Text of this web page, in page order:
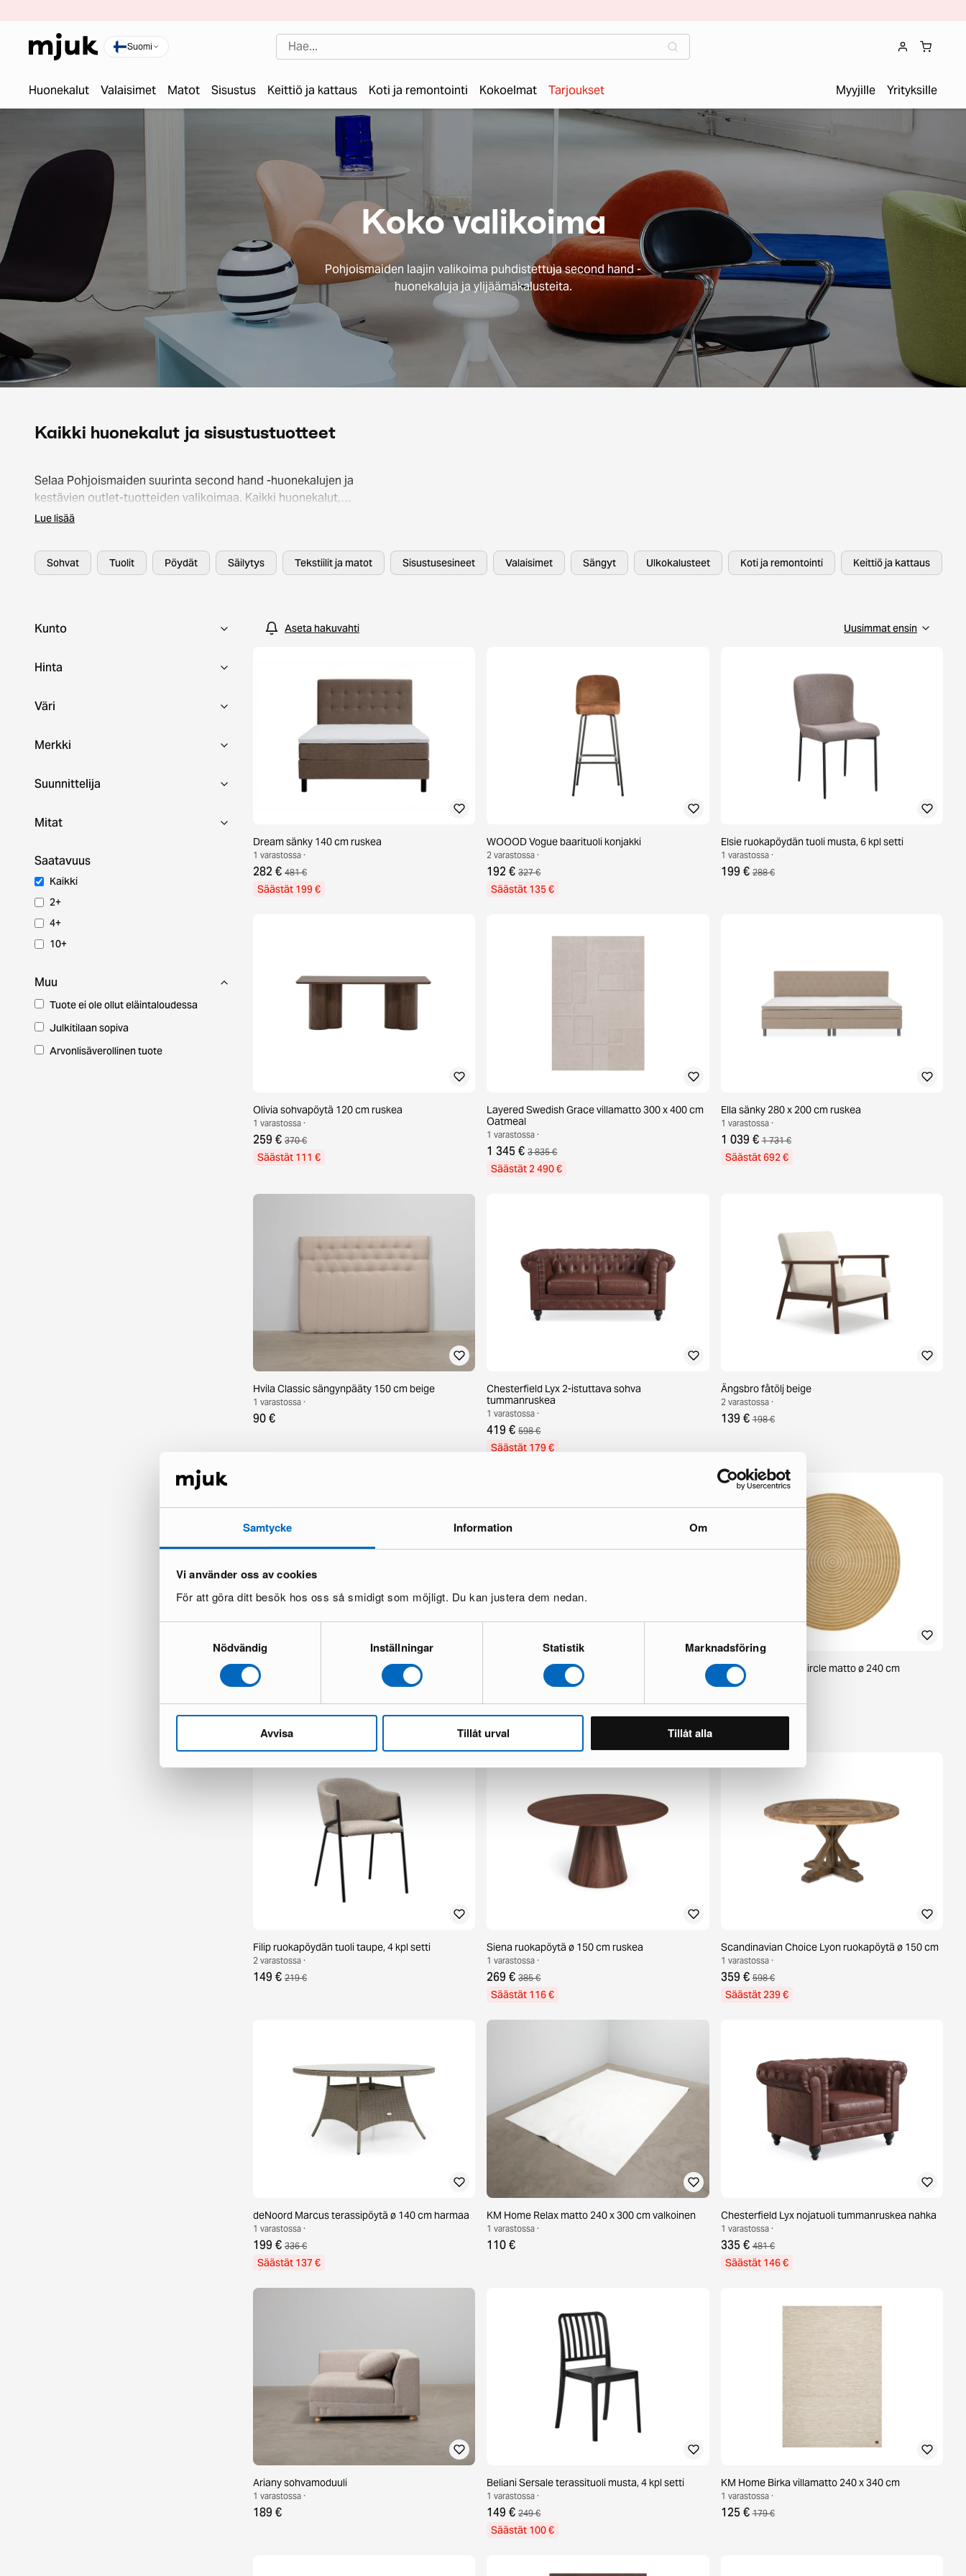
Samtycke Information Om
Vi använder oss av cookies
För att göra ditt besök hos oss så smidigt som möjligt. Du kan justera dem nedan.
Nödvändig Inställningar Statistik Marknadsföring
Avvisa Tillåt urval Tillåt alla
Suomi
Huonekalut Valaisimet Matot Sisustus Keittiö ja kattaus Koti ja remontointi Kokoelmat Tarjoukset Myyjille Yrityksille
Koko valikoima
Pohjoismaiden laajin valikoima puhdistettuja second hand -
huonekaluja ja ylijäämäkalusteita.
Kaikki huonekalut ja sisustustuotteet
Selaa Pohjoismaiden suurinta second hand -huonekalujen ja
kestävien outlet-tuotteiden valikoimaa. Kaikki huonekalut,
valaisimet ja sisustusesineet on huolellisesti
Valikoimasta löydät tunnettuja brändejä, kuten Artek, HAY ja
Kodin1 – jopa 60 % edullisemmin. Kestävä sisustaminen ei
Lue lisää
Sohvat Tuolit Pöydät Säilytys Tekstiilit ja matot Sisustusesineet Valaisimet Sängyt Ulkokalusteet Koti ja remontointi Keittiö ja kattaus
Kunto
Hinta
Väri
Merkki
Suunnittelija
Mitat
Saatavuus
Kaikki
2+
4+
10+
Muu
Tuote ei ole ollut eläintaloudessa
Julkitilaan sopiva
Arvonlisäverollinen tuote
Aseta hakuvahti
Dream sänky 140 cm ruskea
1 varastossa ·
282 € 481 €
Säästät 199 €
WOOOD Vogue baarituoli konjakki
2 varastossa ·
192 € 327 €
Säästät 135 €
Elsie ruokapöydän tuoli musta, 6 kpl setti
1 varastossa ·
199 € 288 €
Olivia sohvapöytä 120 cm ruskea
1 varastossa ·
259 € 370 €
Säästät 111 €
Layered Swedish Grace villamatto 300 x 400 cm
Oatmeal
1 varastossa ·
1 345 € 3 835 €
Säästät 2 490 €
Ella sänky 280 x 200 cm ruskea
1 varastossa ·
1 039 € 1 731 €
Säästät 692 €
Hvila Classic sängynpääty 150 cm beige
1 varastossa ·
90 €
Chesterfield Lyx 2-istuttava sohva
tummanruskea
1 varastossa ·
419 € 598 €
Säästät 179 €
Ängsbro fåtölj beige
2 varastossa ·
139 € 198 €
Chesterfield Lyx nojatuoli tummanruskea nahka
1 varastossa ·
Säästät 146 €
Chesterfield Lyx 3-istuttava sohva
tummanruskea
498 €
Säästät 279 €
KM Home Hawaii Circle matto ø 240 cm
keltainen
85 €
Filip ruokapöydän tuoli taupe, 4 kpl setti
2 varastossa ·
149 € 219 €
Siena ruokapöytä ø 150 cm ruskea
1 varastossa ·
269 € 385 €
Säästät 116 €
Scandinavian Choice Lyon ruokapöytä ø 150 cm
1 varastossa ·
359 € 598 €
Säästät 239 €
deNoord Marcus terassipöytä ø 140 cm harmaa
1 varastossa ·
199 € 336 €
Säästät 137 €
KM Home Relax matto 240 x 300 cm valkoinen
1 varastossa ·
110 €
Chesterfield Lyx nojatuoli tummanruskea nahka
1 varastossa ·
335 € 481 €
Säästät 146 €
Ariany sohvamoduuli
1 varastossa ·
189 €
Beliani Sersale terassituoli musta, 4 kpl setti
1 varastossa ·
149 € 249 €
Säästät 100 €
KM Home Birka villamatto 240 x 340 cm
1 varastossa ·
125 € 179 €